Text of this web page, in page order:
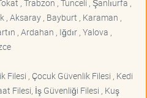
, Trabzon , Tunceli , Şanlıurfa ,
, Aksaray , Bayburt , Karaman ,
, Ardahan , Iğdır , Yalova ,
Filesi , Çocuk Güvenlik Filesi , Kedi
Filesi, İş Güvenliği Filesi , Kuş